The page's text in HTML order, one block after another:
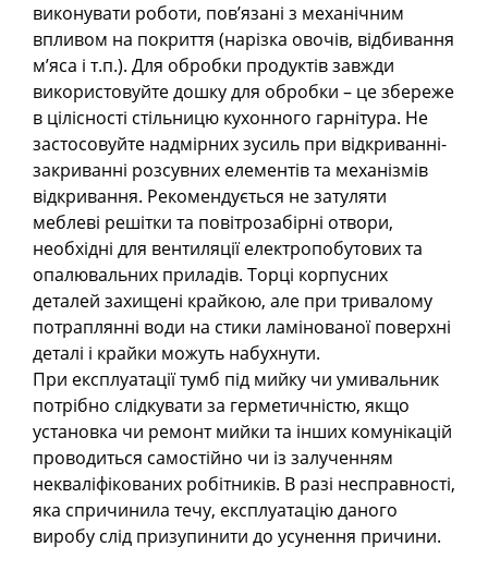
виконувати роботи, пов’язані з механічним
впливом на покриття (нарізка овочів, відбивання
м’яса і т.п.). Для обробки продуктів завжди
використовуйте дошку для обробки – це збереже
в цілісності стільницю кухонного гарнітура. Не
застосовуйте надмірних зусиль при відкриванні-
закриванні розсувних елементів та механізмів
відкривання. Рекомендується не затуляти
меблеві решітки та повітрозабірні отвори,
необхідні для вентиляції електропобутових та
опалювальних приладів. Торці корпусних
деталей захищені крайкою, але при тривалому
потраплянні води на стики ламінованої поверхні
деталі і крайки можуть набухнути.
При експлуатації тумб під мийку чи умивальник
потрібно слідкувати за герметичністю, якщо
установка чи ремонт мийки та інших комунікацій
проводиться самостійно чи із залученням
некваліфікованих робітників. В разі несправності,
яка спричинила течу, експлуатацію даного
виробу слід призупинити до усунення причини.